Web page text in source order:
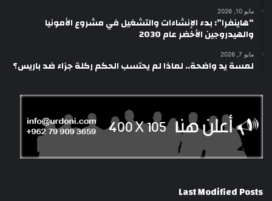
مايو 10, 2026
“هاينفرا”: بدء الإنشاءات والتشغيل في مشروع الأمونيا
والهيدروجين الأخضر عام 2030
مايو 7, 2026
لمسة يد واضحة.. لماذا لم يحتسب الحكم ركلة جزاء ضد باريس؟
Last Modified Posts